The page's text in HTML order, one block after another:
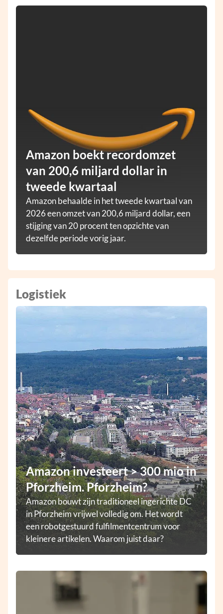
Amazon boekt recordomzet
van 200,6 miljard dollar in
tweede kwartaal
Amazon behaalde in het tweede kwartaal van
2026 een omzet van 200,6 miljard dollar, een
stijging van 20 procent ten opzichte van
dezelfde periode vorig jaar.
Logistiek
Amazon investeert > 300 mio in
Pforzheim. Pforzheim?
Amazon bouwt zijn traditioneel ingerichte DC
in Pforzheim vrijwel volledig om. Het wordt
een robotgestuurd fulfilmentcentrum voor
kleinere artikelen. Waarom juist daar?